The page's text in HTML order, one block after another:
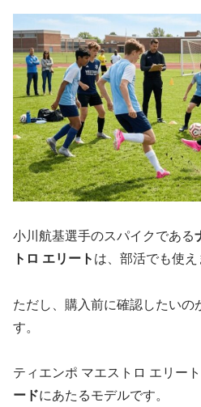
小川航基選手のスパイクである
トロ エリート は、部活でも使え
ただし、購入前に確認したいの
す。
ティエンポ マエストロ エリー
ードにあたるモデルです。